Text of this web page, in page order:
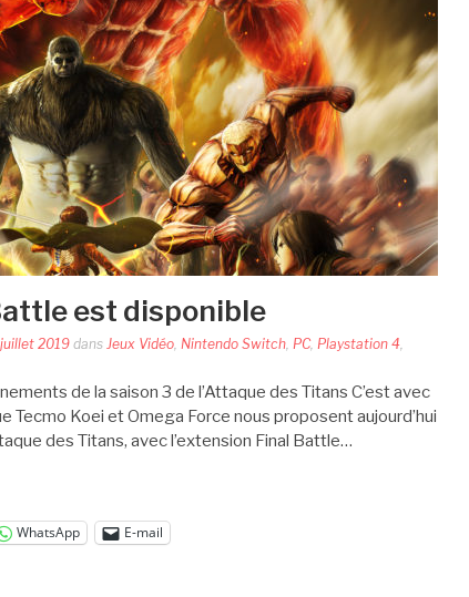
est disponible
2019dans Jeux Vidéo, Nintendo Switch, PC, Playstation 4,
de la saison 3 de l’Attaque des Titans C’est avec
Tecmo Koei et Omega Force nous proposent aujourd’hui
des Titans, avec l’extension Final Battle…
WhatsApp E-mail